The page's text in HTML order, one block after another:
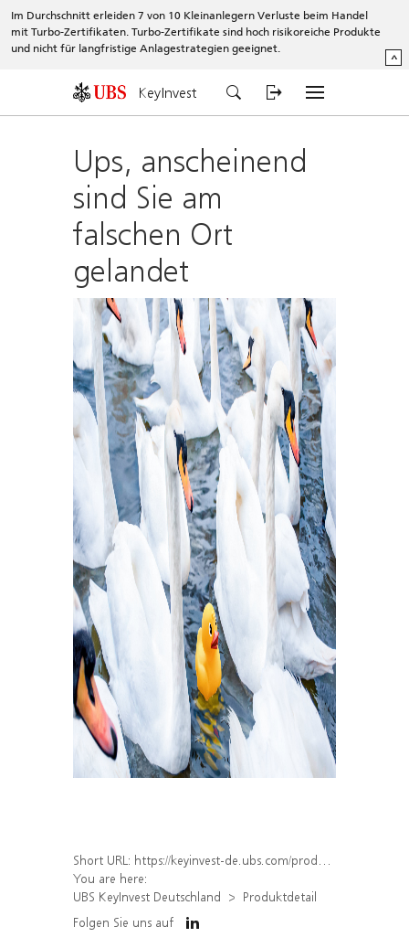
Im Durchschnitt erleiden 7 von 10 Kleinanlegern Verluste beim Handel
mit Turbo-Zertifikaten. Turbo-Zertifikate sind hoch risikoreiche Produkte
und nicht für langfristige Anlagestrategien geeignet.
^
KeyInvest
Ups, anscheinend
sind Sie am
falschen Ort
gelandet
Short URL: https://keyinvest-de.ubs.com/produkt/detail/index/isin/DE000WA6TWT2
You are here:
UBS KeyInvest Deutschland
Produktdetail
Folgen Sie uns auf